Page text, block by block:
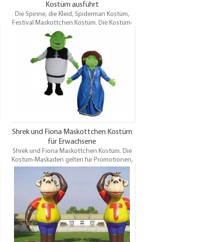
Kostüm ausführt
Die Spinne, die Kleid, Spiderman Kostüm,
Festival Maskottchen Kostüm. Die Kostüm-
Maskaden gelten für Promotionen,
Vergnügungen, Themenparks,
Karnevalsfeiern, Festival, Verleih und andere
Veranstaltungen.Oem / odmist willkommen.
Shrek und Fiona Maskottchen Kostüm
für Erwachsene
Shrek und Fiona Maskottchen Kostüm. Die
Kostüm-Maskaden gelten für Promotionen,
Vergnügungen, Themenparks,
Karnevalsfeiern, Festival, Verleih und andere
Veranstaltungen.Oem / odmist willkommen.